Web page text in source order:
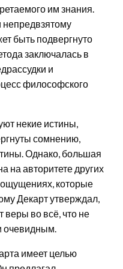
им знания.
непредвзятому
быть подвергнуто
заключалась в
и
философского
некие истины,
сомнению,
Однако, большая
на авторитете других
которые
Декарт утверждал,
веры во всё, что не
очевидным.
имеет целью